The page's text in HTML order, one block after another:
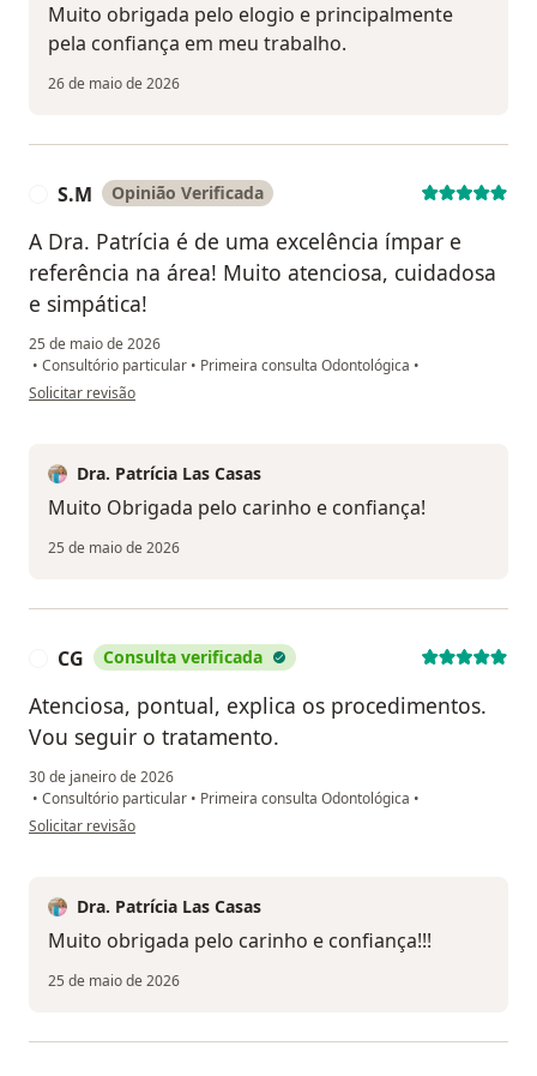
Muito obrigada pelo elogio e principalmente
pela confiança em meu trabalho.
26 de maio de 2026
S.M Opinião Verificada
A Dra. Patrícia é de uma excelência ímpar e
referência na área! Muito atenciosa, cuidadosa
e simpática!
25 de maio de 2026
• Consultório particular • Primeira consulta Odontológica •
na opinião do utilizador S.M
Solicitar revisão
Dra. Patrícia Las Casas
Muito Obrigada pelo carinho e confiança!
25 de maio de 2026
CG Consulta verificada
Atenciosa, pontual, explica os procedimentos.
Vou seguir o tratamento.
30 de janeiro de 2026
• Consultório particular • Primeira consulta Odontológica •
na opinião do utilizador CG
Solicitar revisão
Dra. Patrícia Las Casas
Muito obrigada pelo carinho e confiança!!!
25 de maio de 2026